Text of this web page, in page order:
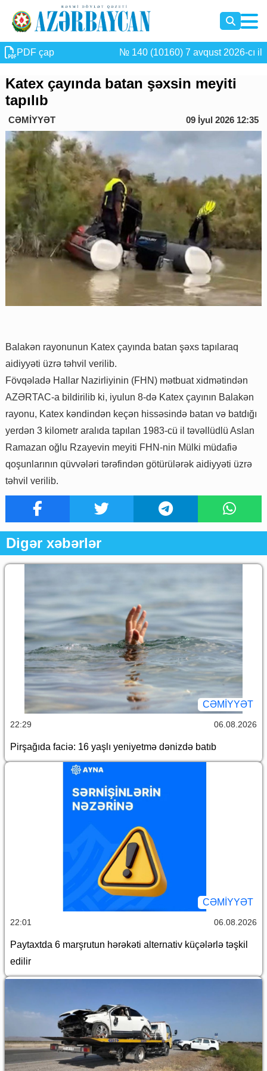
PDF çap № 140 (10160) 7 avqust 2026-cı il
Katex çayında batan şəxsin meyiti
tapılıb
CƏMİYYƏT 09 İyul 2026 12:35
Balakən rayonunun Katex çayında batan şəxs tapılaraq
aidiyyəti üzrə təhvil verilib.
Fövqəladə Hallar Nazirliyinin (FHN) mətbuat xidmətindən
AZƏRTAC-a bildirilib ki, iyulun 8-də Katex çayının Balakən
rayonu, Katex kəndindən keçən hissəsində batan və batdığı
yerdən 3 kilometr aralıda tapılan 1983-cü il təvəllüdlü Aslan
Ramazan oğlu Rzayevin meyiti FHN-nin Mülki müdafiə
qoşunlarının qüvvələri tərəfindən götürülərək aidiyyəti üzrə
təhvil verilib.
Digər xəbərlər
CƏMİYYƏT
22:29 06.08.2026
Pirşağıda faciə: 16 yaşlı yeniyetmə dənizdə batıb
CƏMİYYƏT
22:01 06.08.2026
Paytaxtda 6 marşrutun hərəkəti alternativ küçələrlə təşkil
edilir